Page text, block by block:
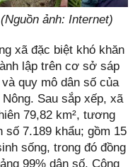
(Nguồn ảnh: Internet)
xã đặc biệt khó khăn
lập trên cơ sở sáp
quy mô dân số của
Sau sắp xếp, xã
79,82 km², tương
số 7.189 khẩu; gồm 15
sống, trong đó đồng
99% dân số. Công